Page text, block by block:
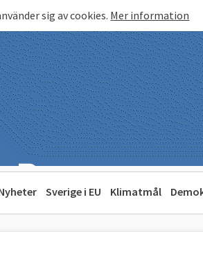
sig av cookies. Mer information
Sverige i EU Klimatmål